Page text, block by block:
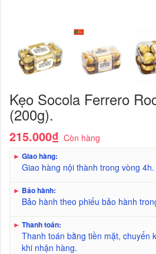
Kẹo Socola Ferrero
(200g).
215.000₫ Còn hàng
► Giao hàng:
Giao hàng nội thành trong vòng 4h.
► Bảo hành:
Bảo hành theo phiếu bảo hành
► Thanh toán:
Thanh toán bằng tiền mặt, chuyển
khi nhận hàng.